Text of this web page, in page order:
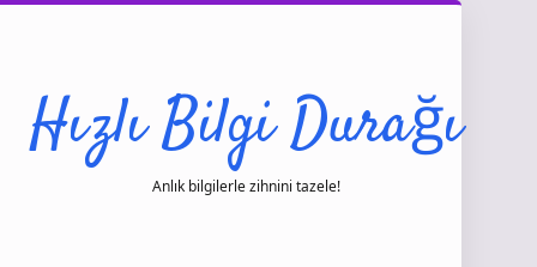
Hızlı Bilgi Durağı
Anlık bilgilerle zihnini tazele!